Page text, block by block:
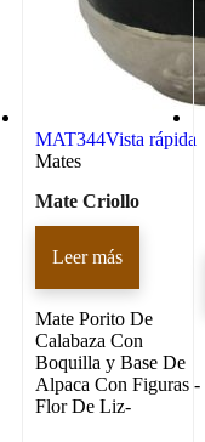
MAT344Vista rápida
Mates
Mate Criollo
Leer más
Mate Porito De
Calabaza Con
Boquilla y Base De
Alpaca Con Figuras -
Flor De Liz-